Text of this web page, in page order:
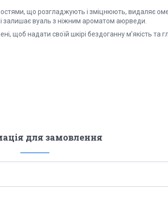
що розгладжують і зміцнюють, видаляє
залишає вуаль з ніжним ароматом аюрведи.
щоб надати своїй шкірі бездоганну м’якість та
для замовлення